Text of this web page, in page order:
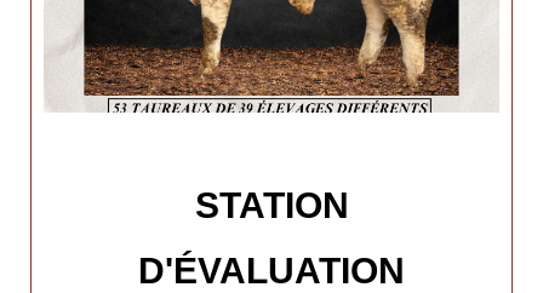
STATION
D'ÉVALUATION